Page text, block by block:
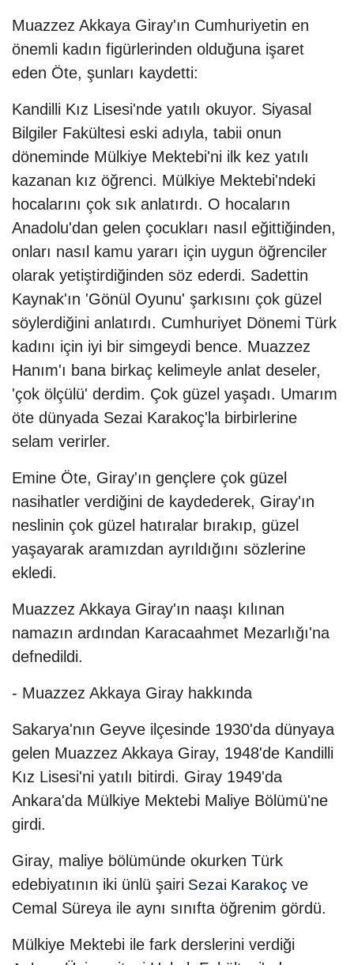
Muazzez Akkaya Giray'ın Cumhuriyetin en
önemli kadın figürlerinden olduğuna işaret
eden Öte, şunları kaydetti:
Kandilli Kız Lisesi'nde yatılı okuyor. Siyasal
Bilgiler Fakültesi eski adıyla, tabii onun
döneminde Mülkiye Mektebi'ni ilk kez yatılı
kazanan kız öğrenci. Mülkiye Mektebi'ndeki
hocalarını çok sık anlatırdı. O hocaların
Anadolu'dan gelen çocukları nasıl eğittiğinden,
onları nasıl kamu yararı için uygun öğrenciler
olarak yetiştirdiğinden söz ederdi. Sadettin
Kaynak'ın 'Gönül Oyunu' şarkısını çok güzel
söylerdiğini anlatırdı. Cumhuriyet Dönemi Türk
kadını için iyi bir simgeydi bence. Muazzez
Hanım'ı bana birkaç kelimeyle anlat deseler,
'çok ölçülü' derdim. Çok güzel yaşadı. Umarım
öte dünyada Sezai Karakoç'la birbirlerine
selam verirler.
Emine Öte, Giray'ın gençlere çok güzel
nasihatler verdiğini de kaydederek, Giray'ın
neslinin çok güzel hatıralar bırakıp, güzel
yaşayarak aramızdan ayrıldığını sözlerine
ekledi.
Muazzez Akkaya Giray'ın naaşı kılınan
namazın ardından Karacaahmet Mezarlığı'na
defnedildi.
- Muazzez Akkaya Giray hakkında
Sakarya'nın Geyve ilçesinde 1930'da dünyaya
gelen Muazzez Akkaya Giray, 1948'de Kandilli
Kız Lisesi'ni yatılı bitirdi. Giray 1949'da
Ankara'da Mülkiye Mektebi Maliye Bölümü'ne
girdi.
Giray, maliye bölümünde okurken Türk
edebiyatının iki ünlü şairi Sezai Karakoç ve
Cemal Süreya ile aynı sınıfta öğrenim gördü.
Mülkiye Mektebi ile fark derslerini verdiği